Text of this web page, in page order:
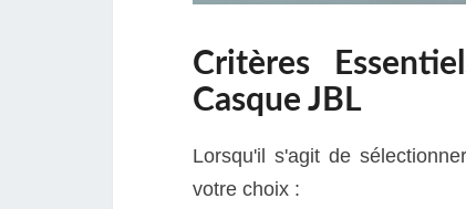
Critères
Casque JBL
Lorsqu'il s'agit de
votre choix :